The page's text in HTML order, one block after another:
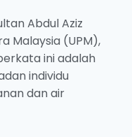
Abdul Aziz
Malaysia (UPM),
ini adalah
individu
dan air